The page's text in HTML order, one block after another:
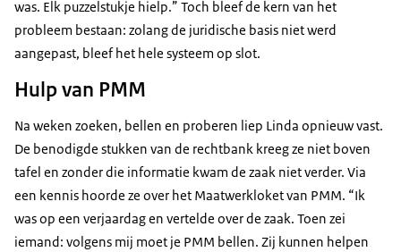
was. Elk puzzelstukje hielp.” Toch bleef de kern van het
probleem bestaan: zolang de juridische basis niet werd
aangepast, bleef het hele systeem op slot.
Hulp van PMM
Na weken zoeken, bellen en proberen liep Linda opnieuw vast.
De benodigde stukken van de rechtbank kreeg ze niet boven
tafel en zonder die informatie kwam de zaak niet verder. Via
een kennis hoorde ze over het Maatwerkloket van PMM. “Ik
was op een verjaardag en vertelde over de zaak. Toen zei
iemand: volgens mij moet je PMM bellen. Zij kunnen helpen